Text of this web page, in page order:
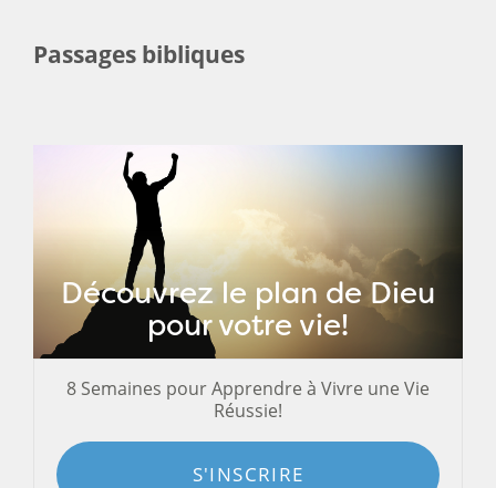
Passages bibliques
Découvrez le plan de Dieu
pour votre vie!
8 Semaines pour Apprendre à Vivre une Vie
Réussie!
S'INSCRIRE